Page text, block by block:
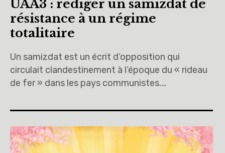
UAA3 : rédiger un samizdat de
résistance à un régime
totalitaire
Un samizdat est un écrit d’opposition qui
circulait clandestinement à l’époque du « rideau
de fer » dans les pays communistes.…